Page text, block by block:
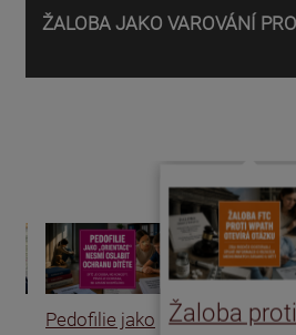
ŽALOBA JAKO VAROVÁNÍ
Pedofilie jako
Žaloba proti